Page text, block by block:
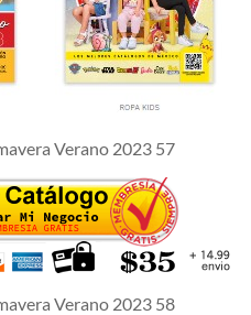
Verano 2023 57
Verano 2023 58